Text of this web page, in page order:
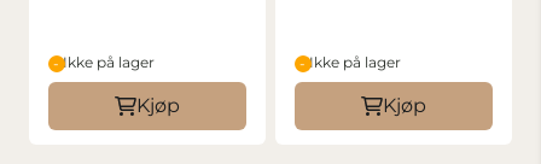
Ikke på lager
Kjøp
Ikke på lager
Kjøp